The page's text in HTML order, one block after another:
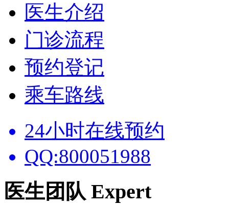
医生介绍
门诊流程
预约登记
乘车路线
24小时在线预约
QQ:800051988
医生团队 Expert